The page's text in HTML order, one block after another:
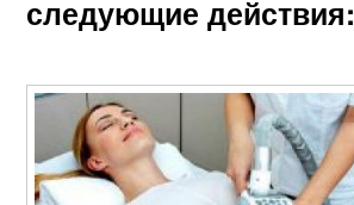
следующие действия: